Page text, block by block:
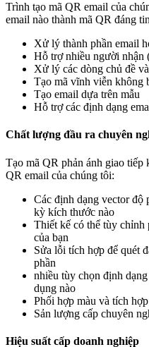
Trình tạo mã QR email của
email nào thành mã QR đáng
Xử lý thành phần email
Hỗ trợ nhiều người nhận
Xử lý các dòng chủ đề
Tạo mã vĩnh viễn không
Tạo email dựa trên mẫu
Hỗ trợ các định dạng
Chất lượng đầu ra chuyên
Tạo mã QR phản ánh giao tiếp
QR email của chúng tôi:
Các định dạng vector độ
kỳ kích thước nào
Thiết kế có thể tùy chỉnh
của bạn
Sửa lỗi tích hợp để quét
phần
nhiều tùy chọn định
dụng nào
Phối hợp màu và tích
Sản lượng cấp chuyên
Hiệu suất cấp doanh nghiệp